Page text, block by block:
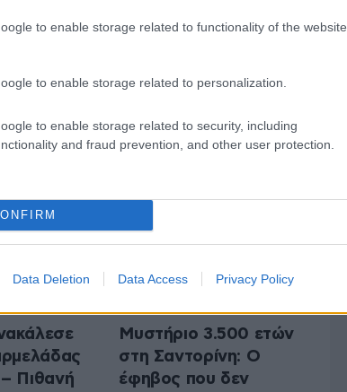
to enable storage related to functionality of the website
to enable storage related to personalization.
to enable storage related to security, including
and fraud prevention, and other user protection.
Data Deletion Data Access Privacy Policy
ΕΛΛΑΔΑ ΟΛΑ ΤΑ ΑΡΘΡΑ
Πιθανή
Μυστήριο 3.500 ετών
στη Σαντορίνη: Ο
έφηβος που δεν